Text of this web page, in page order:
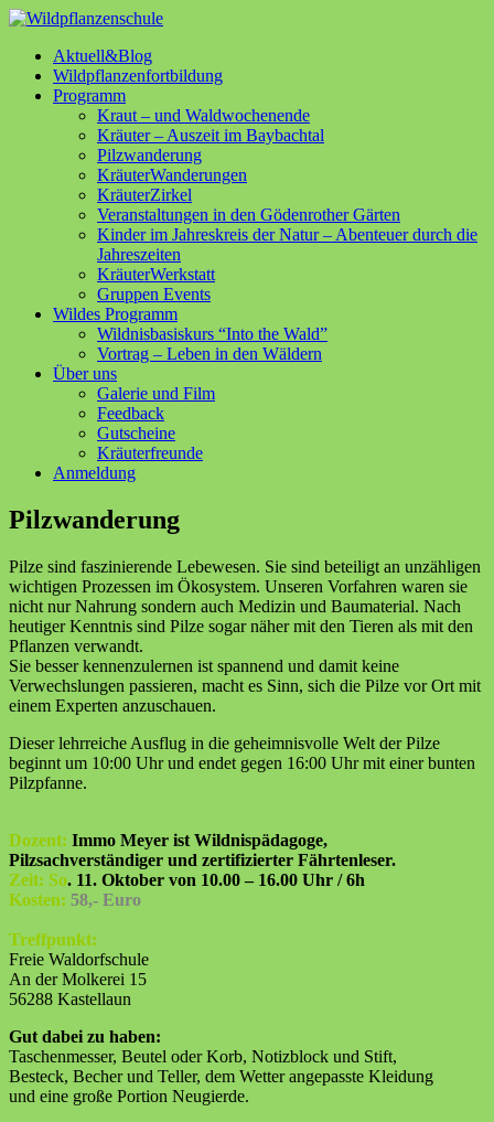
Aktuell&Blog
Wildpflanzenfortbildung
Programm
Kraut – und Waldwochenende
Kräuter – Auszeit im Baybachtal
Pilzwanderung
KräuterWanderungen
KräuterZirkel
Veranstaltungen in den Gödenrother Gärten
Kinder im Jahreskreis der Natur – Abenteuer durch die
Jahreszeiten
KräuterWerkstatt
Gruppen Events
Wildes Programm
Wildnisbasiskurs “Into the Wald”
Vortrag – Leben in den Wäldern
Über uns
Galerie und Film
Feedback
Gutscheine
Kräuterfreunde
Anmeldung
Pilzwanderung
Pilze sind faszinierende Lebewesen. Sie sind beteiligt an unzähligen
wichtigen Prozessen im Ökosystem. Unseren Vorfahren waren sie
nicht nur Nahrung sondern auch Medizin und Baumaterial. Nach
heutiger Kenntnis sind Pilze sogar näher mit den Tieren als mit den
Pflanzen verwandt.
Sie besser kennenzulernen ist spannend und damit keine
Verwechslungen passieren, macht es Sinn, sich die Pilze vor Ort mit
einem Experten anzuschauen.
Dieser lehrreiche Ausflug in die geheimnisvolle Welt der Pilze
beginnt um 10:00 Uhr und endet gegen 16:00 Uhr mit einer bunten
Pilzpfanne.
Dozent: Immo Meyer ist Wildnispädagoge,
Pilzsachverständiger und zertifizierter Fährtenleser.
Zeit: So. 11. Oktober von 10.00 – 16.00 Uhr / 6h
Kosten: 58,- Euro
Treffpunkt:
Freie Waldorfschule
An der Molkerei 15
56288 Kastellaun
Gut dabei zu haben:
Taschenmesser, Beutel oder Korb, Notizblock und Stift,
Besteck, Becher und Teller, dem Wetter angepasste Kleidung
und eine große Portion Neugierde.